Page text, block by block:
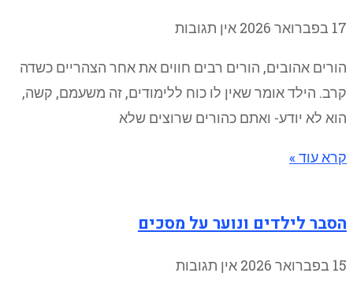
17 בפברואר 2026 אין תגובות
הורים אהובים, הורים רבים חווים את אחר הצהריים כשדה
קרב. הילד אומר שאין לו כוח ללימודים, זה משעמם, קשה,
הוא לא יודע- ואתם כהורים שרוצים שלא
קרא עוד »
הסבר לילדים ונוער על מסכים
15 בפברואר 2026 אין תגובות